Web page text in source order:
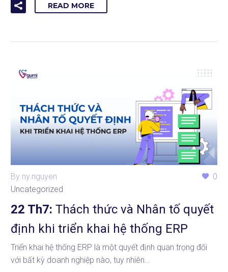
READ MORE
0
By ny.nguyen
Uncategorized
22 Th7: Thách thức và Nhân tố quyết
định khi triển khai hệ thống ERP
Triển khai hệ thống ERP là một quyết định quan trọng đối
với bất kỳ doanh nghiệp nào, tuy nhiên…